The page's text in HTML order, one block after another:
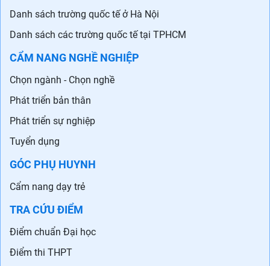
Danh sách trường quốc tế ở Hà Nội
Danh sách các trường quốc tế tại TPHCM
CẨM NANG NGHỀ NGHIỆP
Chọn ngành - Chọn nghề
Phát triển bản thân
Phát triển sự nghiệp
Tuyển dụng
GÓC PHỤ HUYNH
Cẩm nang dạy trẻ
TRA CỨU ĐIỂM
Điểm chuẩn Đại học
Điểm thi THPT